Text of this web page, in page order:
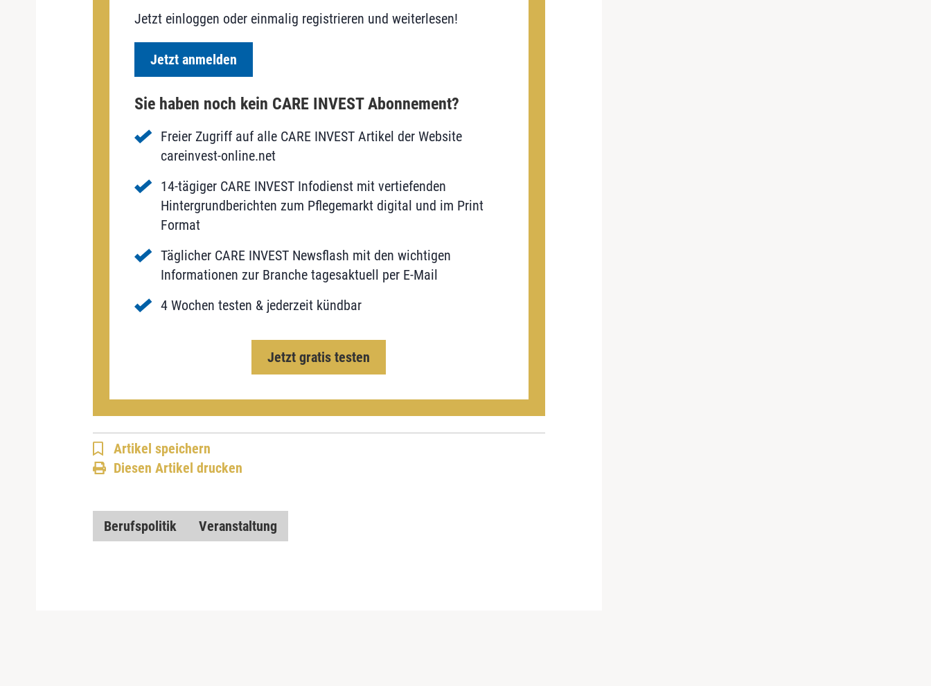
Jetzt einloggen oder einmalig registrieren und weiterlesen!
Jetzt anmelden
Sie haben noch kein CARE INVEST Abonnement?
Freier Zugriff auf alle CARE INVEST Artikel der Website
careinvest-online.net
14-tägiger CARE INVEST Infodienst mit vertiefenden
Hintergrundberichten zum Pflegemarkt digital und im Print
Format
Täglicher CARE INVEST Newsflash mit den wichtigen
Informationen zur Branche tagesaktuell per E-Mail
4 Wochen testen & jederzeit kündbar
Jetzt gratis testen
Artikel speichern
Diesen Artikel drucken
Berufspolitik Veranstaltung